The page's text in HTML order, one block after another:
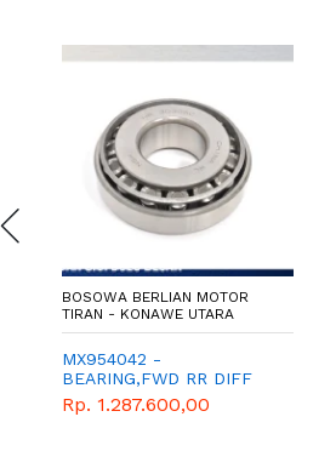
BOSOWA BERLIAN MOTOR
TIRAN - KONAWE UTARA
MX954042 -
BEARING,FWD RR DIFF
Rp. 1.287.600,00